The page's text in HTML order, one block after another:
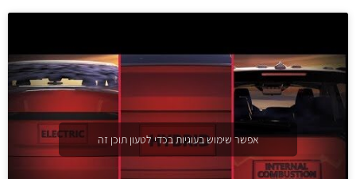
אפשר שימוש בעוגיות בכדי לטעון תוכן זה